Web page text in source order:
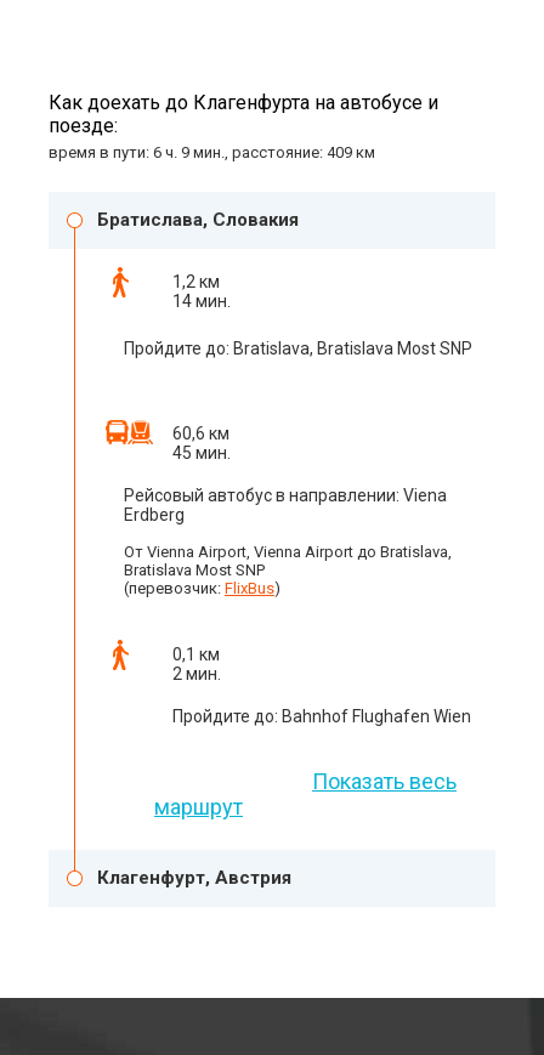
Как доехать до Клагенфурта на автобусе и
поезде:
время в пути: 6 ч. 9 мин., расстояние: 409 км
Братислава, Словакия
1,2 км
14 мин.
Пройдите до: Bratislava, Bratislava Most SNP
60,6 км
45 мин.
Рейсовый автобус в направлении: Viena
Erdberg
От Vienna Airport, Vienna Airport до Bratislava,
Bratislava Most SNP
(перевозчик: FlixBus)
0,1 км
2 мин.
Пройдите до: Bahnhof Flughafen Wien
Показать весь
маршрут
Клагенфурт, Австрия